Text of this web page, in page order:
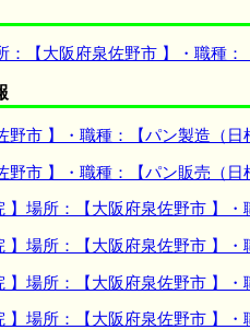
【大阪府泉佐野市 】・職種：
市 】・職種：【パン製造（日
市 】・職種：【パン販売（日
所：【大阪府泉佐野市 】・
所：【大阪府泉佐野市 】・
所：【大阪府泉佐野市 】・
所：【大阪府泉佐野市 】・